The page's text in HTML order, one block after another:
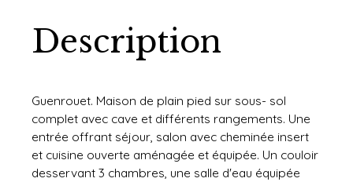
Description
Guenrouet. Maison de plain pied sur sous- sol
complet avec cave et différents rangements. Une
entrée offrant séjour, salon avec cheminée insert
et cuisine ouverte aménagée et équipée. Un couloir
desservant 3 chambres, une salle d'eau équipée